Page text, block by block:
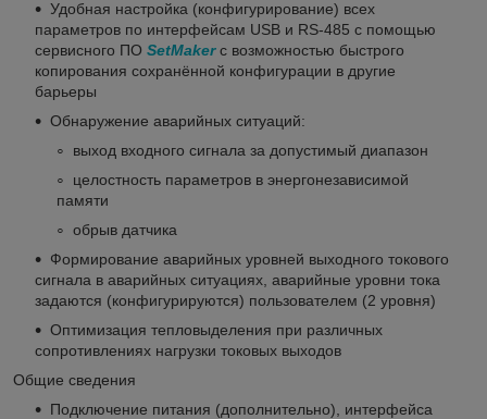
Удобная настройка (конфигурирование) всех
параметров по интерфейсам USB и RS-485 с помощью
сервисного ПО SetMakerс возможностью быстрого
копирования сохранённой конфигурации в другие
барьеры
Обнаружение аварийных ситуаций:
выход входного сигнала за допустимый диапазон
целостность параметров в энергонезависимой
памяти
обрыв датчика
Формирование аварийных уровней выходного токового
сигнала в аварийных ситуациях, аварийные уровни тока
задаются (конфигурируются) пользователем (2 уровня)
Оптимизация тепловыделения при различных
сопротивлениях нагрузки токовых выходов
Общие сведения
Подключение питания (дополнительно), интерфейса